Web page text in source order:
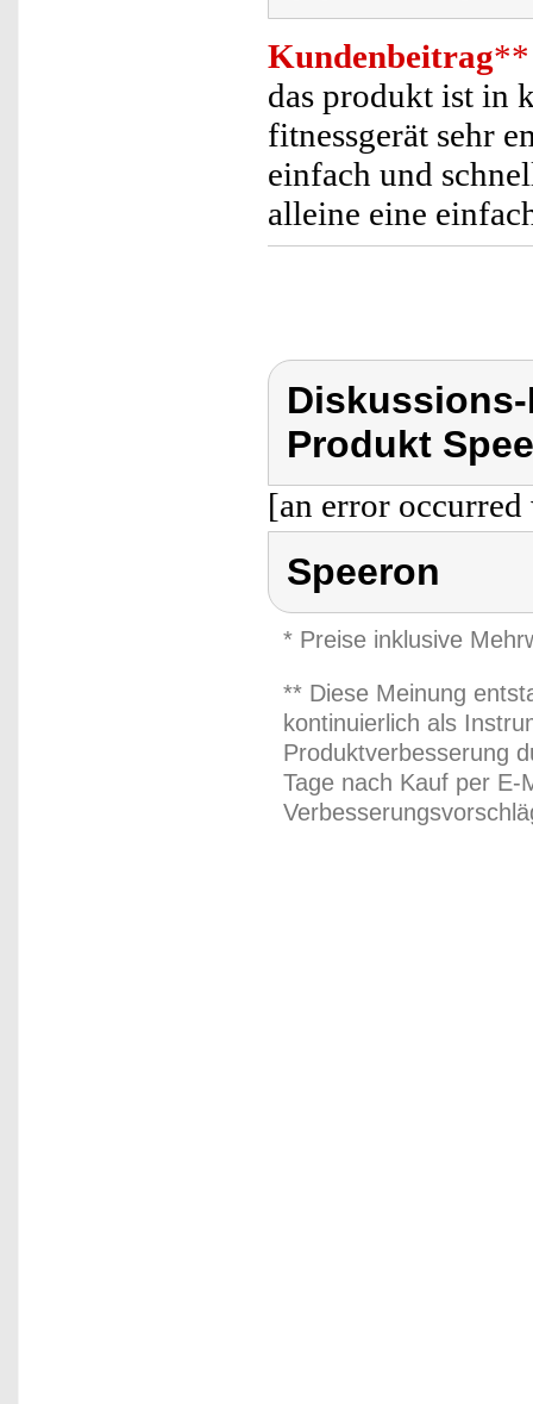
Kundenbeitrag**
das produkt ist in
fitnessgerät sehr
einfach und
alleine eine
Produkt
[an error
Speeron
* Preise inklusive
** Diese Meinung
kontinuierlich als
Produktverbesserung
Tage nach Kauf per E-